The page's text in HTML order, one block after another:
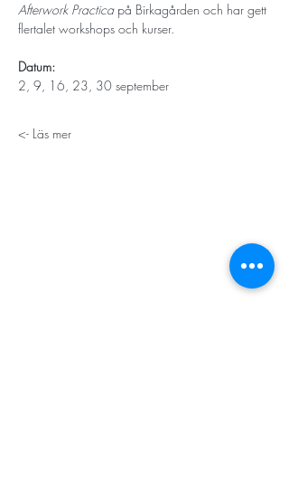
Afterwork Practica på Birkagården och har gett
flertalet workshops och kurser.
Datum:
2, 9, 16, 23, 30 september
Läs mer ->